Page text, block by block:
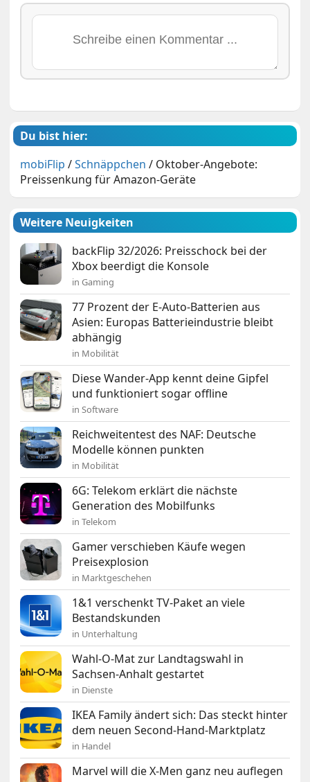
Du bist hier:
mobiFlip /Schnäppchen / Oktober-Angebote:
Preissenkung für Amazon-Geräte
Weitere Neuigkeiten
backFlip 32/2026: Preisschock bei der
Xbox beerdigt die Konsole
in Gaming
77 Prozent der E-Auto-Batterien aus
Asien: Europas Batterieindustrie bleibt
abhängig
in Mobilität
Diese Wander-App kennt deine Gipfel
und funktioniert sogar offline
in Software
Reichweitentest des NAF: Deutsche
Modelle können punkten
in Mobilität
6G: Telekom erklärt die nächste
Generation des Mobilfunks
in Telekom
Gamer verschieben Käufe wegen
Preisexplosion
in Marktgeschehen
1&1 verschenkt TV-Paket an viele
Bestandskunden
in Unterhaltung
Wahl-O-Mat zur Landtagswahl in
Sachsen-Anhalt gestartet
in Dienste
IKEA Family ändert sich: Das steckt hinter
dem neuen Second-Hand-Marktplatz
in Handel
Marvel will die X-Men ganz neu auflegen